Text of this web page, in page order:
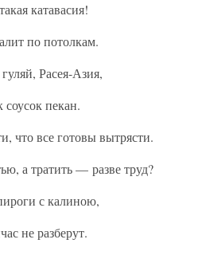
катавасия!
по потолкам.
Расея-Азия,
соусок пекан.
что все готовы вытрясти.
а тратить — разве труд?
с калиною,
не разберут.